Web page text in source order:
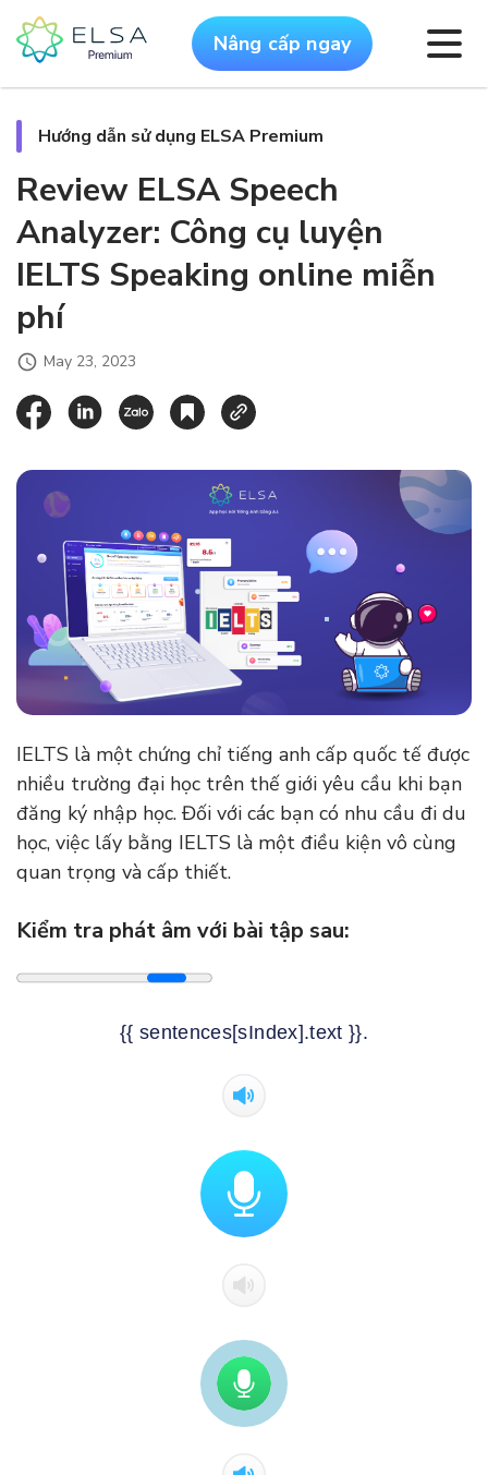
Nâng cấp ngay
Hướng dẫn sử dụng ELSA Premium
Review ELSA Speech
Analyzer: Công cụ luyện
IELTS Speaking online miễn
phí
May 23, 2023
IELTS là một chứng chỉ tiếng anh cấp quốc tế được
nhiều trường đại học trên thế giới yêu cầu khi bạn
đăng ký nhập học. Đối với các bạn có nhu cầu đi du
học, việc lấy bằng IELTS là một điều kiện vô cùng
quan trọng và cấp thiết.
Kiểm tra phát âm với bài tập sau:
{{ sentences[sIndex].text }}.